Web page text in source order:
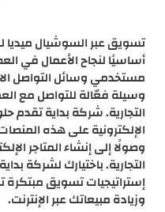
تسويق عبر السوشيال ميديا
أساسيًا لنجاح الأعمال في
مستخدمي وسائل التواصل
وسيلة فعّالة للتواصل مع
التجارية. شركة بداية تقدم
الإلكترونية على هذه
وصولًا إلى إنشاء المتاجر
التجارية. باختيارك لشركة
إستراتيجيات تسويق مبتكرة
وزيادة مبيعاتك عبر الإنترنت.